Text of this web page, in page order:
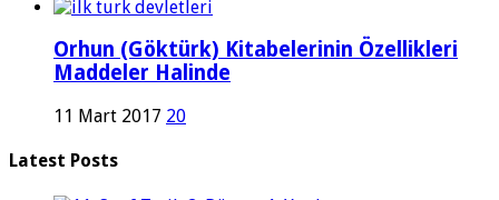
Orhun (Göktürk) Kitabelerinin Özellikleri
Maddeler Halinde
11 Mart 2017 20
Latest Posts